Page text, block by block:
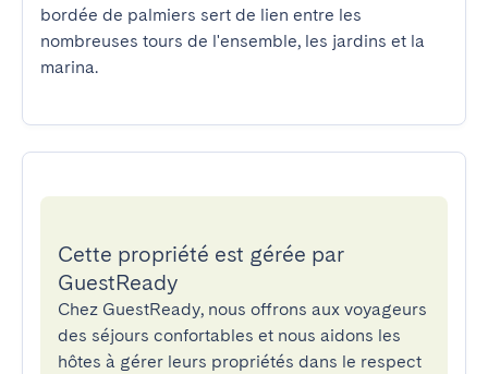
bordée de palmiers sert de lien entre les
nombreuses tours de l'ensemble, les jardins et la
marina.
Cette propriété est gérée par
GuestReady
Chez GuestReady, nous offrons aux voyageurs
des séjours confortables et nous aidons les
hôtes à gérer leurs propriétés dans le respect